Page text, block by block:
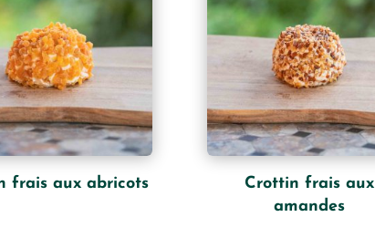
frais aux abricots
Crottin frais aux
amandes